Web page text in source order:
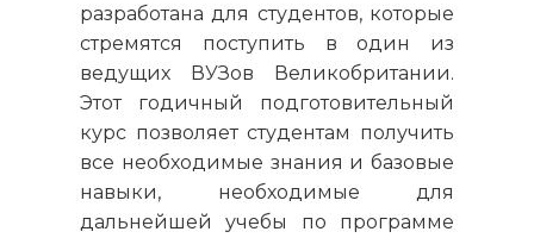
разработана для студентов, которые
стремятся поступить в один из
ведущих ВУЗов Великобритании.
Этот годичный подготовительный
курс позволяет студентам получить
все необходимые знания и базовые
навыки, необходимые для
дальнейшей учебы по программе